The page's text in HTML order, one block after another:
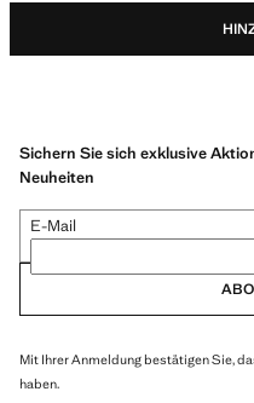
Sichern Sie sich exklusive
Neuheiten
E-Mail
Mit Ihrer Anmeldung bestätigen Sie,
haben.